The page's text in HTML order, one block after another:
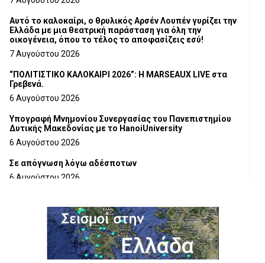
Αυτό το καλοκαίρι, ο θρυλικός Αρσέν Λουπέν γυρίζει την
Ελλάδα με μια θεατρική παράσταση για όλη την
οικογένεια, όπου το τέλος το αποφασίζεις εσύ!
7 Αυγούστου 2026
“ΠΟΛΙΤΙΣΤΙΚΟ ΚΑΛΟΚΑΙΡΙ 2026”: Η MARSEAUX LIVE στα
Γρεβενά.
6 Αυγούστου 2026
Υπογραφή Μνημονίου Συνεργασίας του Πανεπιστημίου
Δυτικής Μακεδονίας με το HanoiUniversity
6 Αυγούστου 2026
Σε απόγνωση λόγω αδέσποτων
6 Αυγούστου 2026
6 Αυγούστου 2026
Ολοκληρώνεται η ασφαλτόστρωση της οδού Περιβόλι –
6 Αυγούστου 2026